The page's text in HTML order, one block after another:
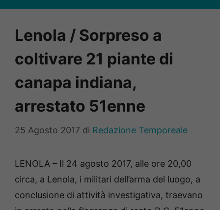
Lenola / Sorpreso a
coltivare 21 piante di
canapa indiana,
arrestato 51enne
25 Agosto 2017 di Redazione Temporeale
LENOLA – Il 24 agosto 2017, alle ore 20,00
circa, a Lenola, i militari dell’arma del luogo, a
conclusione di attività investigativa, traevano